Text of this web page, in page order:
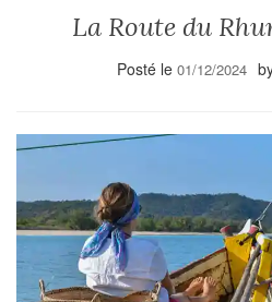
La Route du
Posté le 01/12/2024